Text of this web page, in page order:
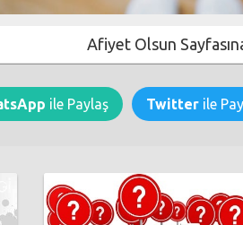
Afiyet Olsun
ile Paylaş Twitterile